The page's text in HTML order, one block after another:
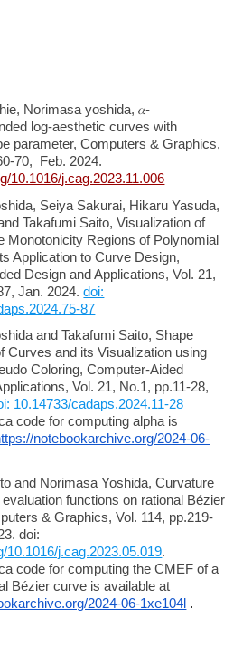
Norimasa yoshida, 𝛼-
log-aesthetic curves with
parameter, Computers & Graphics,
70, Feb. 2024.
10.1016/j.cag.2023.11.006
Seiya Sakurai, Hikaru Yasuda,
Takafumi Saito, Visualization of
Monotonicity Regions of Polynomial
Application to Curve Design,
Design and Applications, Vol. 21,
Jan. 2024.doi:
87
and Takafumi Saito, Shape
Curves and its Visualization using
Coloring, Computer-Aided
Vol. 21, No.1, pp.11-28,
10.14733/cadaps.2024.11-28
code for computing alpha is
notebookarchive.org/2024-06-
and Norimasa Yoshida, Curvature
functions on rational Bézier
& Graphics, Vol. 114, pp.219-
doi:
10.1016/j.cag.2023.05.019.
code for computingthe CMEF of a
Béziercurve is available at
2024-06-1xe104l .